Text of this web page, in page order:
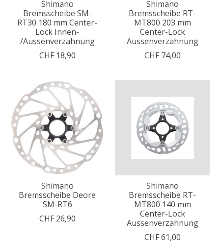
Shimano
Bremsscheibe SM-
RT30 180 mm Center-
Lock Innen-
/Aussenverzahnung
CHF 18,90
Shimano
Bremsscheibe RT-
MT800 203 mm
Center-Lock
Aussenverzahnung
CHF 74,00
Shimano
Bremsscheibe Deore
SM-RT6
CHF 26,90
Shimano
Bremsscheibe RT-
MT800 140 mm
Center-Lock
Aussenverzahnung
CHF 61,00